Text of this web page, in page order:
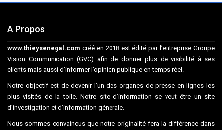
A Propos
www.thieysenegal.com créé en 2018 est édité par l’entreprise Groupe
Vision Communication (GVC) afin de donner plus de visibilité à ses
clients mais aussi d’informer l’opinion publique en temps réel.
Notre objectif est de devenir l’un des organes de presse en lignes les
plus visités de la toile. Notre site d’information se veut être un site
d’investigation et d’information générale.
Nous sommes convaincus que notre originalité fera la différence dans